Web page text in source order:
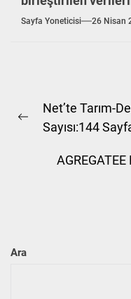
Sayfa Yoneticisi 26 Nisan
gezinmesi
Previous
Net’te Tarım-
Sayısı:144
Ara